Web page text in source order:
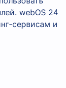
webOS 24
сервисам и